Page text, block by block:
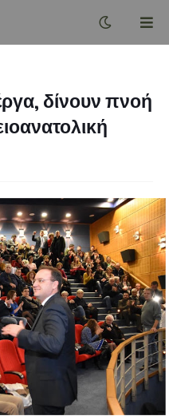
δίνουν πνοή